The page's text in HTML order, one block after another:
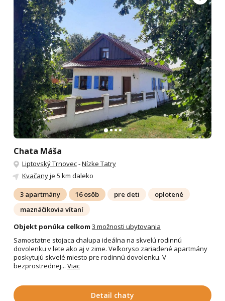
Chata Máša
Liptovský Trnovec-Nízke Tatry
Kvačanyje 5 km daleko
3 apartmány 16 osôb pre deti
oplotené
maznáčikovia vítaní
Objekt ponúka celkom 3 možnosti ubytovania
Samostatne stojaca chalupa ideálna na skvelú rodinnú
dovolenku v lete ako aj v zime. Veľkoryso zariadené apartmány
poskytujú skvelé miesto pre rodinnú dovolenku. V
bezprostrednej... Viac
Detail chaty